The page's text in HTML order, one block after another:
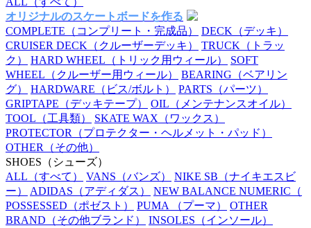
オリジナルのスケートボードを作る
COMPLETE （コンプリート・完成品） DECK （デッキ）
CRUISER DECK （クルーザーデッキ） TRUCK （トラッ
ク）
HARD WHEEL （トリック用ウィール）
SOFT
WHEEL （クルーザー用ウィール） BEARING （ベアリン
グ）
HARDWARE （ビス/ボルト） PARTS （パーツ）
GRIPTAPE （デッキテープ） OIL （メンテナンスオイル）
TOOL （工具類） SKATE WAX （ワックス）
PROTECTOR （プロテクター・ヘルメット・パッド）
OTHER （その他）
SHOES （シューズ）
ALL （すべて） VANS （バンズ） NIKE SB （ナイキエスビ
ー）
ADIDAS （アディダス） NEW BALANCE NUMERIC （
POSSESSED （ポゼスト） PUMA （プーマ）
OTHER
BRAND （その他ブランド） INSOLES （インソール）